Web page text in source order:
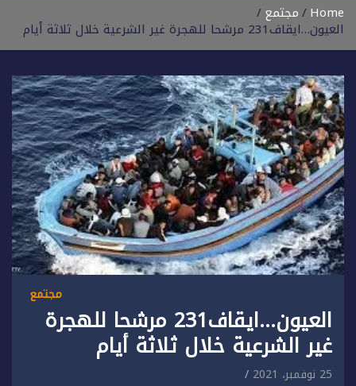
Home مجتمع
العيون…ايقاف231 مرشحا للهجرة غير الشرعية خلال ثلاثة أيام
مجتمع
العيون…ايقاف231 مرشحا للهجرة
غير الشرعية خلال ثلاثة أيام
25 نوفمبر، 2021